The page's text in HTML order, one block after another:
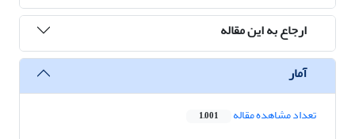
ارجاع به این مقاله
آمار
تعداد مشاهده مقاله 1,001